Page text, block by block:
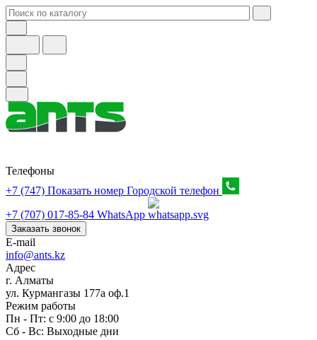
Телефоны
+7 (747) Показать номер Городской телефон
+7 (707) 017-85-84 WhatsApp
Заказать звонок
E-mail
info@ants.kz
Адрес
г. Алматы
ул. Курмангазы 177а оф.1
Режим работы
Пн - Пт: с 9:00 до 18:00
Сб - Вс: Выходные дни